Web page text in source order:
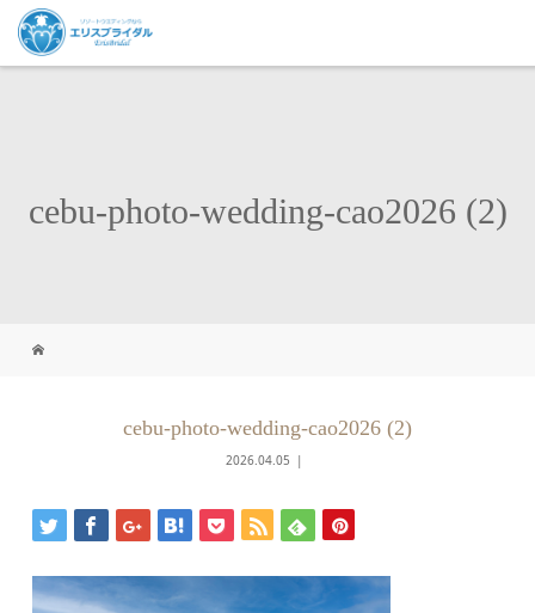
cebu-photo-wedding-cao2026 (2)
cebu-photo-wedding-cao2026 (2)
2026.04.05